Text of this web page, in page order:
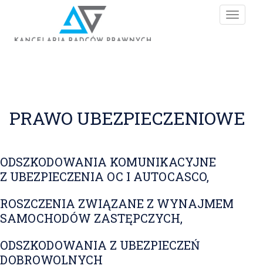
Toggle
PRAWO UBEZPIECZENIOWE
ODSZKODOWANIA KOMUNIKACYJNE
Z UBEZPIECZENIA OC I AUTOCASCO,
ROSZCZENIA ZWIĄZANE Z WYNAJMEM
SAMOCHODÓW ZASTĘPCZYCH,
ODSZKODOWANIA Z UBEZPIECZEŃ
DOBROWOLNYCH